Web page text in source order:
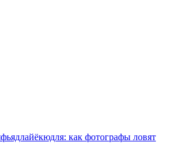
как фотографы ловят